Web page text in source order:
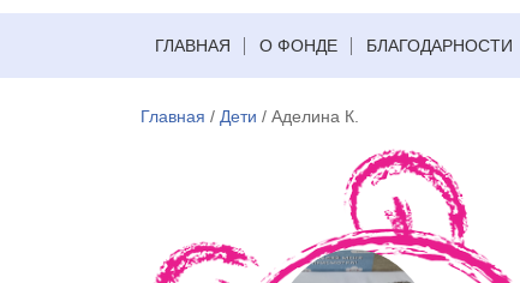
ГЛАВНАЯ О ФОНДЕ БЛАГОДАРНОСТИ
Главная / Дети / Аделина К.